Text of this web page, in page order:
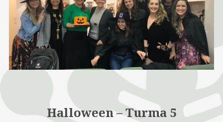
Halloween – Turma 5